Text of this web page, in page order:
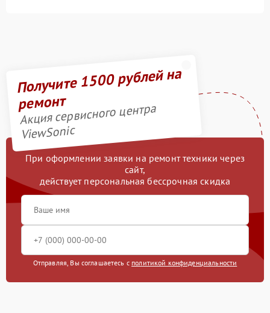
Получите 1500 рублей на
ремонт
Акция сервисного центра
ViewSonic
При оформлении заявки на ремонт техники через
сайт,
действует персональная бессрочная скидка
Отправляя, Вы соглашаетесь с политикой конфиденциальности